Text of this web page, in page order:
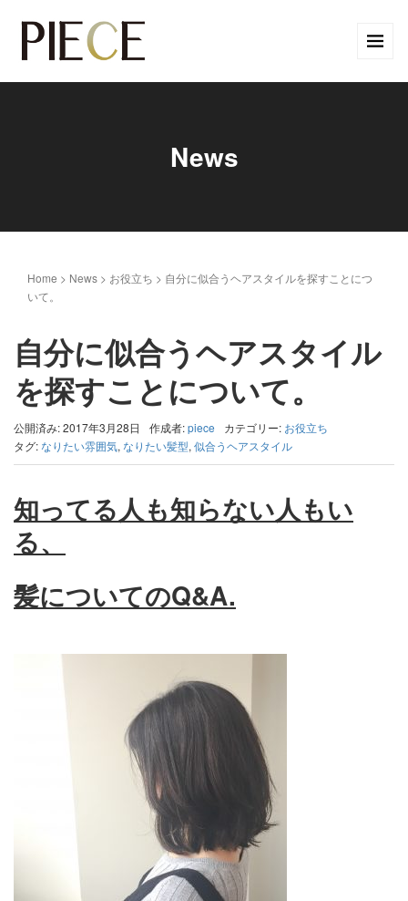
News
Home > News > お役立ち > 自分に似合うヘアスタイルを探すことにつ
いて。
自分に似合うヘアスタイル
を探すことについて。
公開済み: 2017年3月28日 作成者:piece カテゴリー: お役立ち
タグ:なりたい雰囲気, なりたい髪型, 似合うヘアスタイル
知ってる人も知らない人もい
る、
髪についてのQ&A.